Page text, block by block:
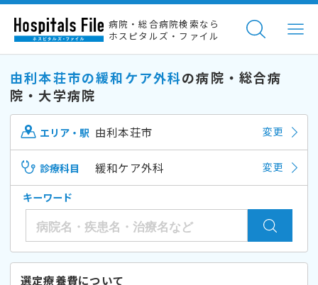
病院・総合病院検索なら
ホスピタルズ・ファイル
由利本荘市の緩和ケア外科の病院・総合病
院・大学病院
エリア・駅 由利本荘市 変更
診療科目 緩和ケア外科 変更
キーワード
選定療養費について